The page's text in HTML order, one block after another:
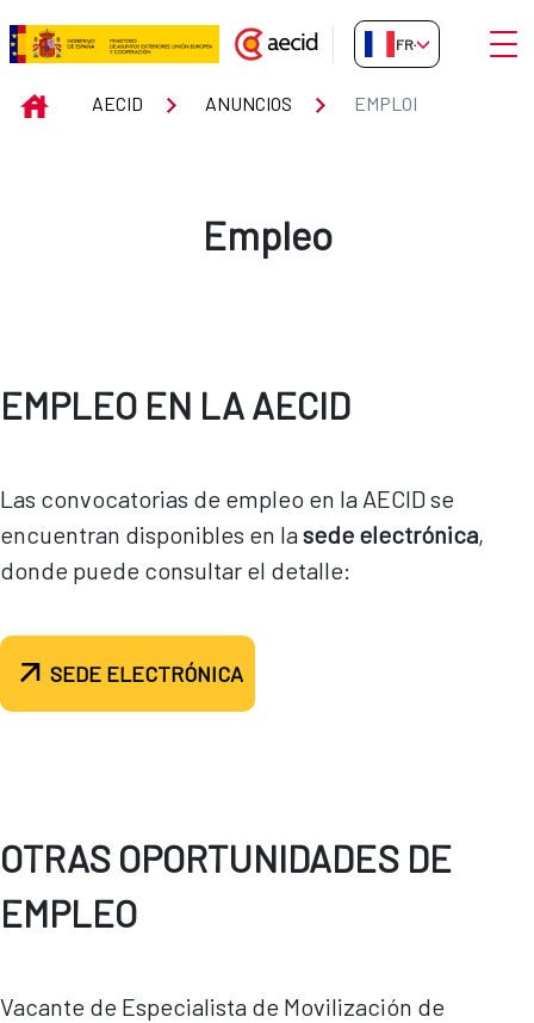
Saut au contenu principal
Emploi
FR-FR
INICIOAECID ANUNCIOS EMPLOI
Empleo
EMPLEO EN LA AECID
Las convocatorias de empleo en la AECID se
encuentran disponibles en lasede electrónica,
donde puede consultar el detalle:
SEDE ELECTRÓNICA
OTRAS OPORTUNIDADES DE
EMPLEO
Vacante de Especialista de Movilización de